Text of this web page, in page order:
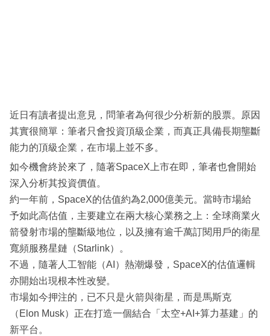
區
近日有讀者提出意見，問筆者為何很少分析新的股票。原因
其實很簡單：筆者只會投資頂級企業，而真正具備長期壟斷
能力的頂級企業，在市場上並不多。
如今機會終於來了，隨著SpaceX上市在即，筆者也會開始
深入分析其投資價值。
約一年前，SpaceX的估值約為2,000億美元。當時市場給
予如此高估值，主要建立在兩大核心業務之上：全球商業火
箭發射市場的壟斷級地位，以及擁有逾千萬訂閱用戶的衛星
寬頻服務星鏈（Starlink）。
不過，隨著人工智能（AI）熱潮爆發，SpaceX的估值邏輯
亦開始出現根本性改變。
市場如今押注的，已不只是火箭與衛星，而是馬斯克
（Elon Musk）正在打造一個結合「太空+AI+算力基建」的
新平台。